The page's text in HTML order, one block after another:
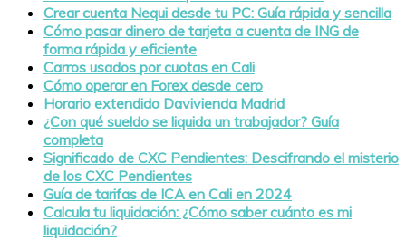
Crear cuenta Nequi desde tu PC: Guía rápida y sencilla
Cómo pasar dinero de tarjeta a cuenta de ING de
forma rápida y eficiente
Carros usados por cuotas en Cali
Cómo operar en Forex desde cero
Horario extendido Davivienda Madrid
¿Con qué sueldo se liquida un trabajador? Guía
completa
Significado de CXC Pendientes: Descifrando el misterio
de los CXC Pendientes
Guía de tarifas de ICA en Cali en 2024
Calcula tu liquidación: ¿Cómo saber cuánto es mi
liquidación?